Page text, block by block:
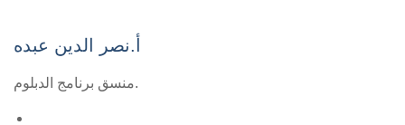
أ.نصر الدين عبده
منسق برنامج الدبلوم.